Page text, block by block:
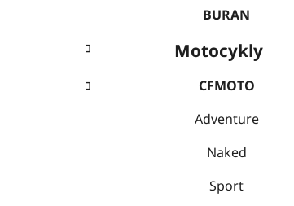
BURAN
Motocykly
CFMOTO
Adventure
Naked
Sport